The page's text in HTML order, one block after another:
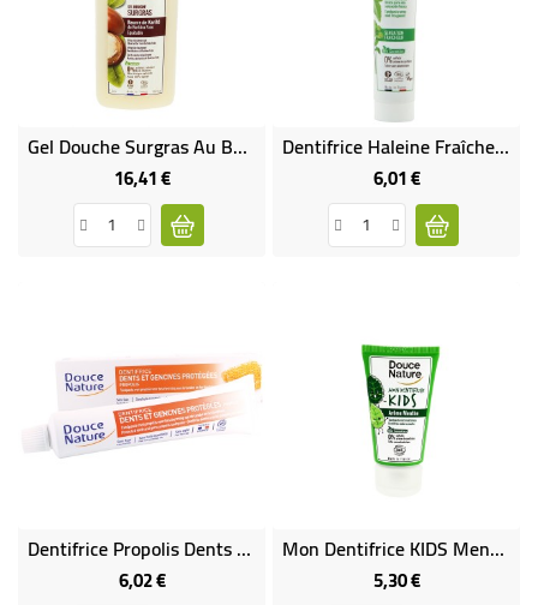
Gel Douche Surgras Au Beurre De Karité Bio
16,41 €Prix
Dentifrice Haleine Fraîche À La Menthe
6,01 €Prix
Dentifrice Propolis Dents Et Gencives Protégées Bio
6,02 €Prix
Mon Dentifrice KIDS Menthe Bio
5,30 €Prix